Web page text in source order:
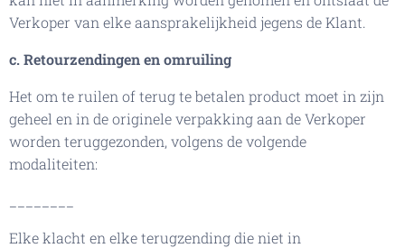
Verkoper van elke aansprakelijkheid jegens de Klant.
c. Retourzendingen en omruiling
Het om te ruilen of terug te betalen product moet in zijn
geheel en in de originele verpakking aan de Verkoper
worden teruggezonden, volgens de volgende
modaliteiten:
Elke klacht en elke terugzending die niet in